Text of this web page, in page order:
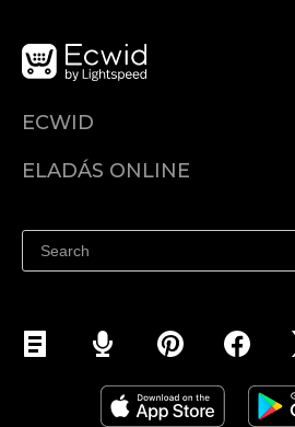
ECWID
Árkalkuláció
ELADÁS ONLINE
Eladás a Facebookon
Eladás Instagramon